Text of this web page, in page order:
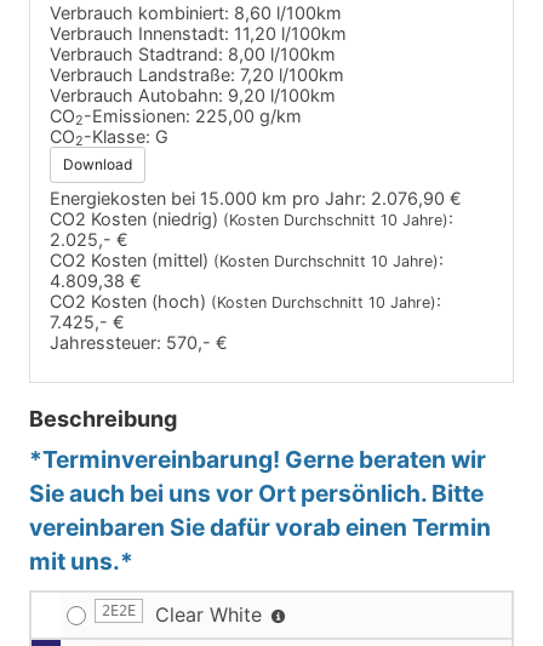
Verbrauch kombiniert: 8,60 l/100km
Verbrauch Innenstadt: 11,20 l/100km
Verbrauch Stadtrand: 8,00 l/100km
Verbrauch Landstraße: 7,20 l/100km
Verbrauch Autobahn: 9,20 l/100km
CO2-Emissionen: 225,00 g/km
CO2-Klasse: G
Download
Energiekosten bei 15.000 km pro Jahr: 2.076,90 €
CO2 Kosten (niedrig) (Kosten Durchschnitt 10 Jahre):
2.025,- €
CO2 Kosten (mittel) (Kosten Durchschnitt 10 Jahre):
4.809,38 €
CO2 Kosten (hoch) (Kosten Durchschnitt 10 Jahre):
7.425,- €
Jahressteuer: 570,- €
Beschreibung
*Terminvereinbarung! Gerne beraten wir
Sie auch bei uns vor Ort persönlich. Bitte
vereinbaren Sie dafür vorab einen Termin
mit uns.*
2E2E Clear White